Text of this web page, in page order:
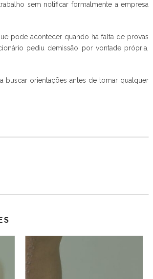
sem notificar formalmente a empresa
pode acontecer quando há falta de provas
pediu demissão por vontade própria,
buscar orientações antes de tomar qualquer